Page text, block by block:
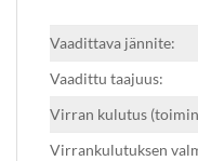
Vaadittava jännite:
Vaadittu taajuus:
Virran kulutus
Virrankulutuksen